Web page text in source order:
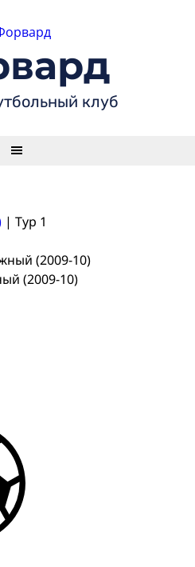
клуб
| Тур 1
(2009-10)